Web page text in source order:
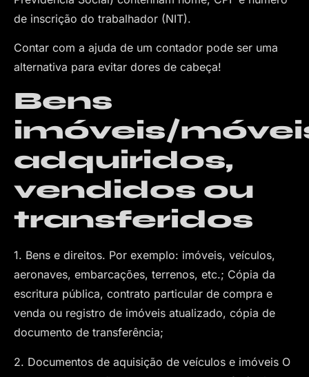
de inscrição do trabalhador (NIT).
Contar com a ajuda de um contador pode ser uma
alternativa para evitar dores de cabeça!
Bens
imóveis/
adquiridos,
vendidos ou
transferidos
1. Bens e direitos. Por exemplo: imóveis, veículos,
aeronaves, embarcações, terrenos, etc.; Cópia da
escritura pública, contrato particular de compra e
venda ou registro de imóveis atualizado, cópia de
documento de transferência;
2. Documentos de aquisição de veículos e imóveis O